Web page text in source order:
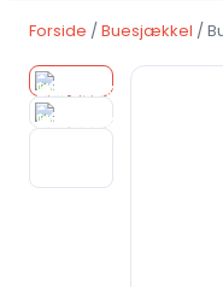
Forside /Buesjækkel /